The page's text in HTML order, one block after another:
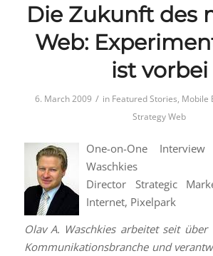
Die Zukunft des
Web:
ist vorbei
6. March 2009 / in Featured Stories, Mobile
Strategy Web
One-on-One
Waschkies
Director Strategic
Internet, Pixelpark
Olav A. Waschkies arbeitet seit
Kommunikationsbranche und